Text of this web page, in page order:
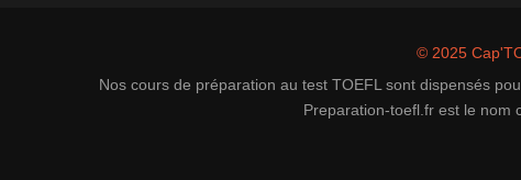
© 2025
Nos cours de préparation au test TOEFL sont dispensés
Preparation-toefl.fr est le nom